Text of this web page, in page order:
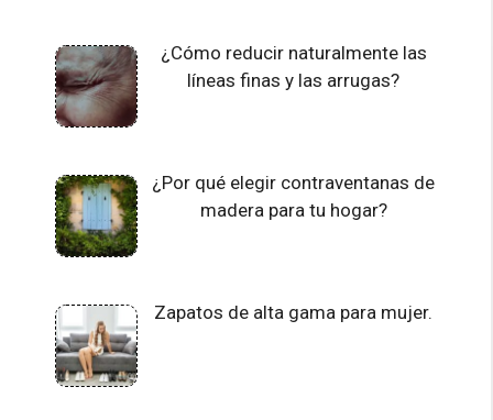
¿Cómo reducir naturalmente las
líneas finas y las arrugas?
¿Por qué elegir contraventanas de
madera para tu hogar?
Zapatos de alta gama para mujer.